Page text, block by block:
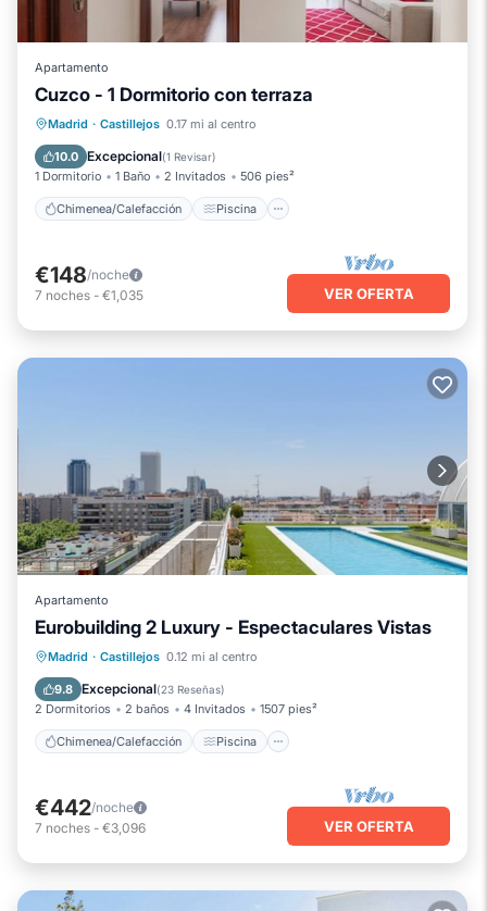
Apartamento
Cuzco - 1 Dormitorio con terraza
Madrid · Castillejos 0.17 mi al centro
10.0 Excepcional(1 Revisar)
1 Dormitorio 1 Baño 2 Invitados 506 pies²
Chimenea/Calefacción Piscina
Chimenea/Calefacción
Balcón/Terraza
€148/noche
7 noches - €1,035 VER OFERTA
Apartamento
Eurobuilding 2 Luxury - Espectaculares Vistas
Madrid · Castillejos 0.12 mi al centro
9.8 Excepcional(23 Reseñas)
2 Dormitorios 2 baños 4 Invitados 1507 pies²
Chimenea/Calefacción Piscina
Chimenea/Calefacción
Balcón/Terraza
€442/noche
7 noches - €3,096 VER OFERTA